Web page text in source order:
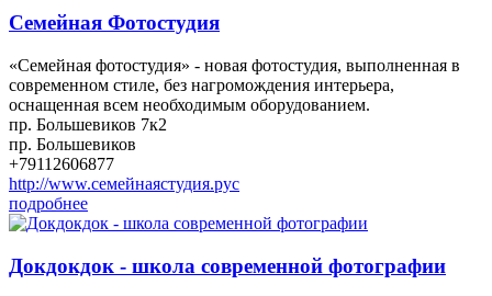
Семейная Фотостудия
«Семейная фотостудия» - новая фотостудия, выполненная в
современном стиле, без нагромождения интерьера,
оснащенная всем необходимым оборудованием.
пр. Большевиков 7к2
пр. Большевиков
+79112606877
http://www.семейнаястудия.рус
подробнее
Докдокдок - школа современной фотографии